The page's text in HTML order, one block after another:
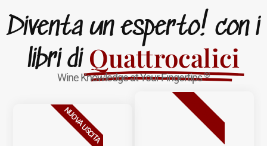
Diventa un esperto! con i
libri di Quattrocalici
Wine Knowledge at Your Fingertips®
NUOVA USCITA BESTSELLER